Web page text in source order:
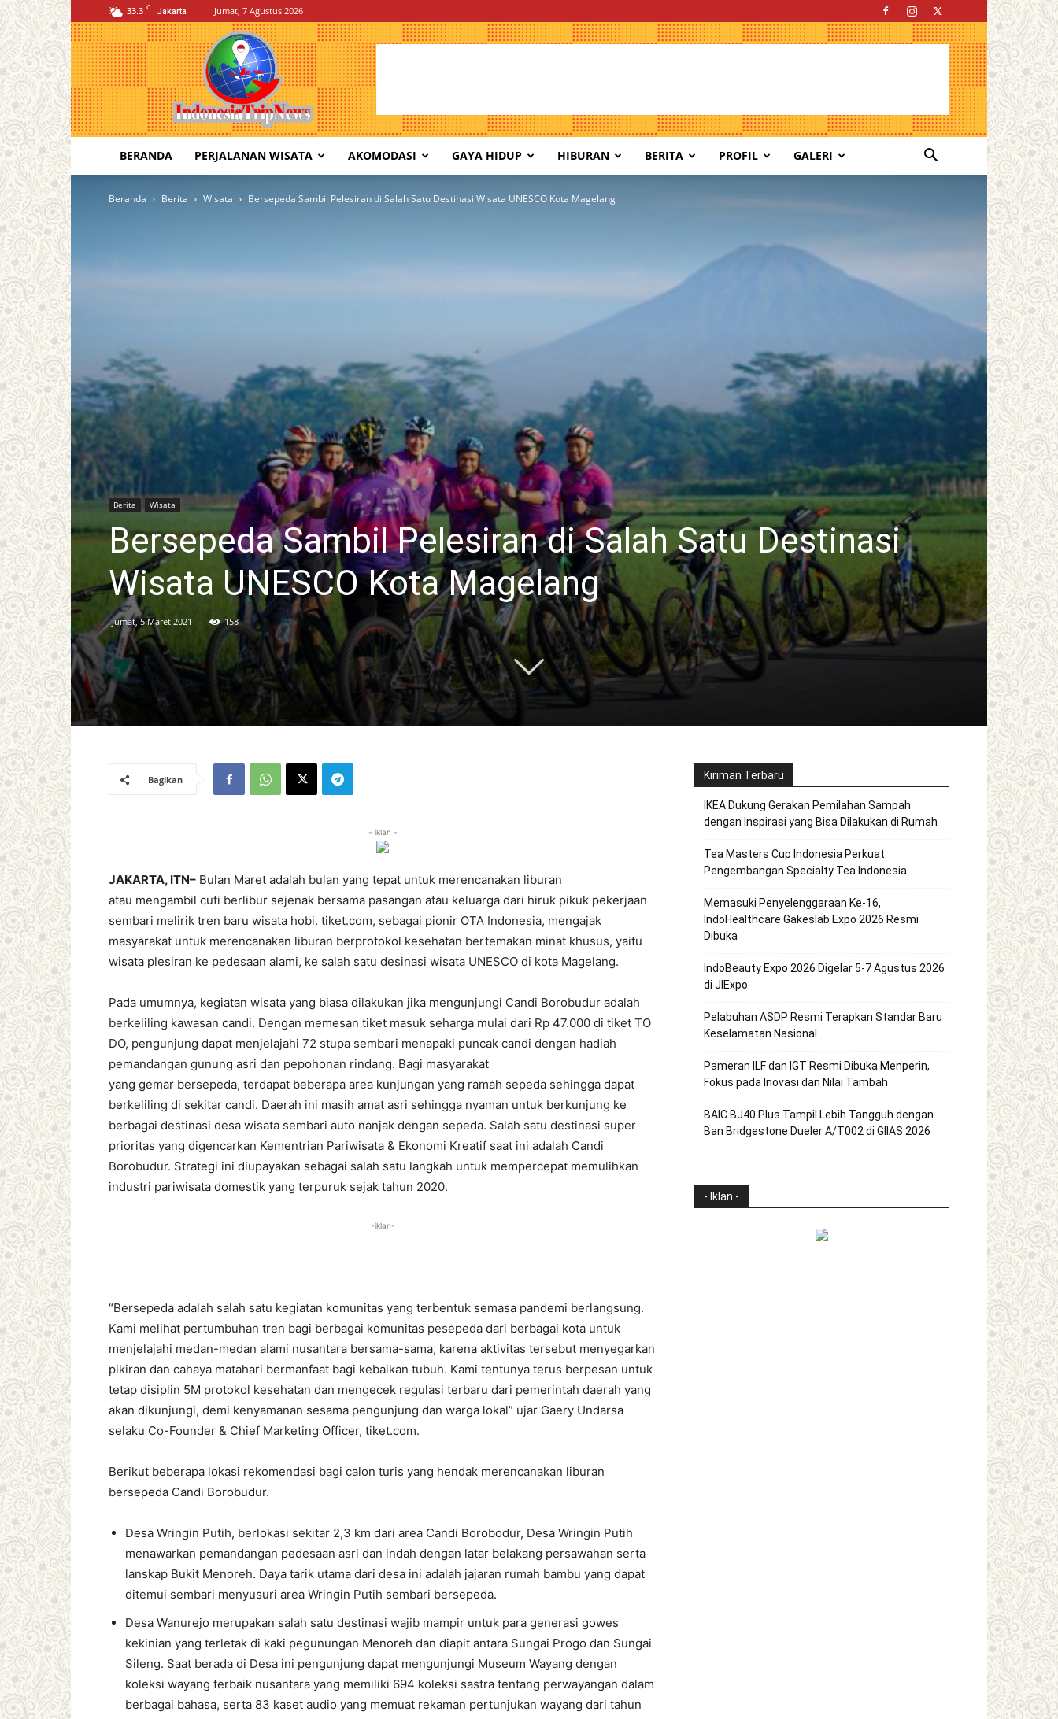
33.3 C Jakarta Jumat, 7 Agustus 2026
Indonesia
Trip
News
BERANDA PERJALANAN WISATA AKOMODASI GAYA HIDUP HIBURAN BERITA PROFIL GALERI
Beranda Berita Wisata Bersepeda Sambil Pelesiran di Salah Satu Destinasi Wisata UNESCO Kota Magelang
Berita Wisata
Bersepeda Sambil Pelesiran di Salah Satu Destinasi
Wisata UNESCO Kota Magelang
Jumat, 5 Maret 2021 158
Bagikan
- iklan -
JAKARTA, ITN– Bulan Maret adalah bulan yang tepat untuk merencanakan liburan
atau mengambil cuti berlibur sejenak bersama pasangan atau keluarga dari hiruk pikuk pekerjaan
sembari melirik tren baru wisata hobi. tiket.com, sebagai pionir OTA Indonesia, mengajak
masyarakat untuk merencanakan liburan berprotokol kesehatan bertemakan minat khusus, yaitu
wisata plesiran ke pedesaan alami, ke salah satu desinasi wisata UNESCO di kota Magelang.
Pada umumnya, kegiatan wisata yang biasa dilakukan jika mengunjungi Candi Borobudur adalah
berkeliling kawasan candi. Dengan memesan tiket masuk seharga mulai dari Rp 47.000 di tiket TO
DO, pengunjung dapat menjelajahi 72 stupa sembari menapaki puncak candi dengan hadiah
pemandangan gunung asri dan pepohonan rindang. Bagi masyarakat
yang gemar bersepeda, terdapat beberapa area kunjungan yang ramah sepeda sehingga dapat
berkeliling di sekitar candi. Daerah ini masih amat asri sehingga nyaman untuk berkunjung ke
berbagai destinasi desa wisata sembari auto nanjak dengan sepeda. Salah satu destinasi super
prioritas yang digencarkan Kementrian Pariwisata & Ekonomi Kreatif saat ini adalah Candi
Borobudur. Strategi ini diupayakan sebagai salah satu langkah untuk mempercepat memulihkan
industri pariwisata domestik yang terpuruk sejak tahun 2020.
-iklan-
“Bersepeda adalah salah satu kegiatan komunitas yang terbentuk semasa pandemi berlangsung.
Kami melihat pertumbuhan tren bagi berbagai komunitas pesepeda dari berbagai kota untuk
menjelajahi medan-medan alami nusantara bersama-sama, karena aktivitas tersebut menyegarkan
pikiran dan cahaya matahari bermanfaat bagi kebaikan tubuh. Kami tentunya terus berpesan untuk
tetap disiplin 5M protokol kesehatan dan mengecek regulasi terbaru dari pemerintah daerah yang
akan dikunjungi, demi kenyamanan sesama pengunjung dan warga lokal” ujar Gaery Undarsa
selaku Co-Founder & Chief Marketing Officer, tiket.com.
Berikut beberapa lokasi rekomendasi bagi calon turis yang hendak merencanakan liburan
bersepeda Candi Borobudur.
Desa Wringin Putih, berlokasi sekitar 2,3 km dari area Candi Borobodur, Desa Wringin Putih
menawarkan pemandangan pedesaan asri dan indah dengan latar belakang persawahan serta
lanskap Bukit Menoreh. Daya tarik utama dari desa ini adalah jajaran rumah bambu yang dapat
ditemui sembari menyusuri area Wringin Putih sembari bersepeda.
Desa Wanurejo merupakan salah satu destinasi wajib mampir untuk para generasi gowes
kekinian yang terletak di kaki pegunungan Menoreh dan diapit antara Sungai Progo dan Sungai
Sileng. Saat berada di Desa ini pengunjung dapat mengunjungi Museum Wayang dengan
koleksi wayang terbaik nusantara yang memiliki 694 koleksi sastra tentang perwayangan dalam
berbagai bahasa, serta 83 kaset audio yang memuat rekaman pertunjukan wayang dari tahun
Kiriman Terbaru
IKEA Dukung Gerakan Pemilahan Sampah
dengan Inspirasi yang Bisa Dilakukan di Rumah
Tea Masters Cup Indonesia Perkuat
Pengembangan Specialty Tea Indonesia
Memasuki Penyelenggaraan Ke-16,
IndoHealthcare Gakeslab Expo 2026 Resmi
Dibuka
IndoBeauty Expo 2026 Digelar 5-7 Agustus 2026
di JIExpo
Pelabuhan ASDP Resmi Terapkan Standar Baru
Keselamatan Nasional
Pameran ILF dan IGT Resmi Dibuka Menperin,
Fokus pada Inovasi dan Nilai Tambah
BAIC BJ40 Plus Tampil Lebih Tangguh dengan
Ban Bridgestone Dueler A/T002 di GIIAS 2026
- Iklan -